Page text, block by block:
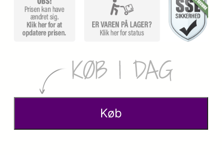
l
t
u
e
p
Køb